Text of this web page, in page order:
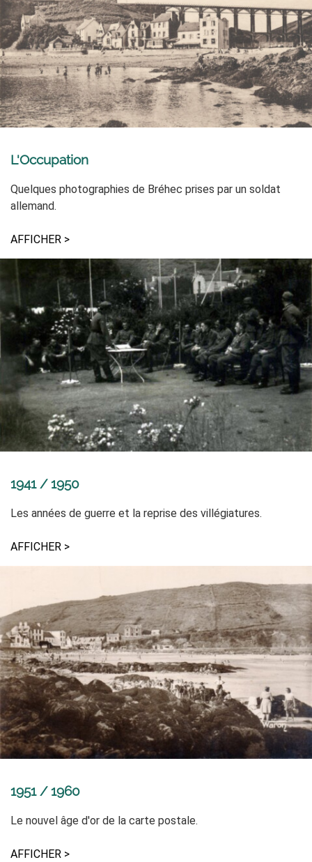
L'Occupation
Quelques photographies de Bréhec prises par un soldat
allemand.
AFFICHER >
1941 / 1950
Les années de guerre et la reprise des villégiatures.
AFFICHER >
1951 / 1960
Le nouvel âge d'or de la carte postale.
AFFICHER >